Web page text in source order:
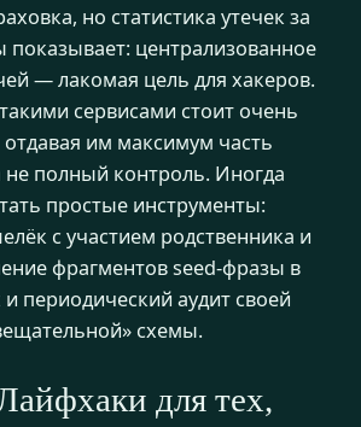
но статистика утечек за
показывает: централизованное
— лакомая цель для хакеров.
сервисами стоит очень
им максимум часть
полный контроль. Иногда
простые инструменты:
с участием родственника и
фрагментов seed-фразы в
периодический аудит своей
схемы.
для тех,